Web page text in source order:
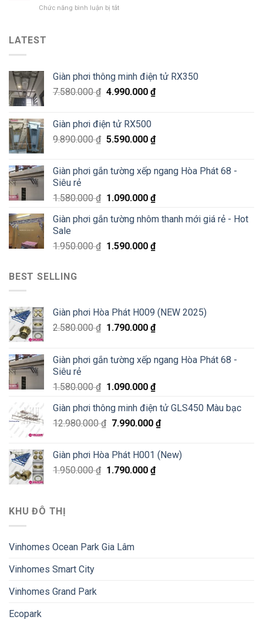
số
minh
Đống
Đa
Chức năng bình luận bị tắtở
Đông
–
Siêu
chỉ
200K
LATEST
Giàn phơi thông minh điện tử RX350
7.580.000₫ 4.990.000 ₫
Giàn phơi điện tử RX500
9.890.000₫ 5.590.000 ₫
Giàn phơi gắn tường xếp ngang Hòa Phát 68 -
Siêu rẻ
1.580.000₫ 1.090.000 ₫
Giàn phơi gắn tường nhôm thanh mới giá rẻ - Hot
Sale
1.950.000₫ 1.590.000 ₫
BEST SELLING
Giàn phơi Hòa Phát H009 (NEW 2025)
2.580.000₫ 1.790.000 ₫
Giàn phơi gắn tường xếp ngang Hòa Phát 68 -
Siêu rẻ
1.580.000₫ 1.090.000 ₫
Giàn phơi thông minh điện tử GLS450 Màu bạc
12.980.000₫ 7.990.000 ₫
Giàn phơi Hòa Phát H001 (New)
1.950.000₫ 1.790.000 ₫
KHU ĐÔ THỊ
Vinhomes Ocean Park Gia Lâm
Vinhomes Smart City
Vinhomes Grand Park
Ecopark